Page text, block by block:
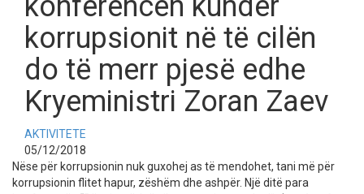
korrupsionit në të cilën
do të merr pjesë edhe
Kryeministri Zoran Zaev
AKTIVITETE
05/12/2018
Nëse për korrupsionin nuk guxohej as të mendohet, tani më për
korrupsionin flitet hapur, zëshëm dhe ashpër. Një ditë para